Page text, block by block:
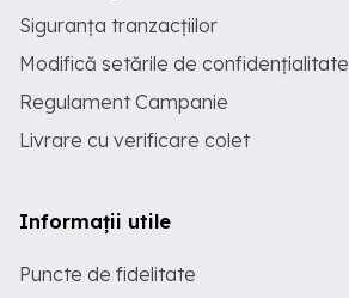
Siguranța tranzacțiilor
Modifică setările de confidențialitate
Regulament Campanie
Livrare cu verificare colet
Informații utile
Puncte de fidelitate